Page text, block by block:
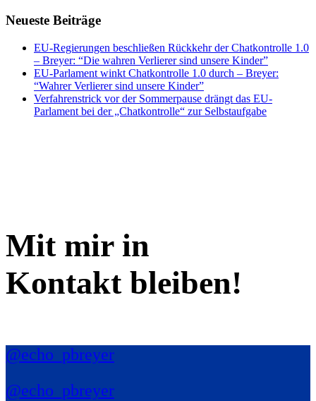
Neueste Beiträge
EU-Regierungen beschließen Rückkehr der Chatkontrolle 1.0
– Breyer: “Die wahren Verlierer sind unsere Kinder”
EU-Parlament winkt Chatkontrolle 1.0 durch – Breyer:
“Wahrer Verlierer sind unsere Kinder”
Verfahrenstrick vor der Sommerpause drängt das EU-
Parlament bei der „Chatkontrolle“ zur Selbstaufgabe
Mit mir in
Kontakt bleiben!
@echo_pbreyer
@echo_pbreyer